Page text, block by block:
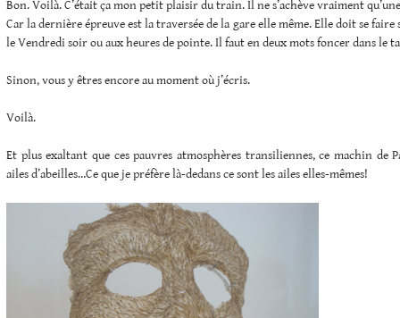
Bon. Voilà. C’était ça mon petit plaisir du train. Il ne s’achève vraiment
Car la dernière épreuve est la traversée de la gare elle même. Elle doit se
le Vendredi soir ou aux heures de pointe. Il faut en deux mots foncer dans le
Sinon, vous y êtres encore au moment où j’écris.
Voilà.
Et plus exaltant que ces pauvres atmosphères transiliennes, ce machin de
ailes d’abeilles…Ce que je préfère là-dedans ce sont les ailes elles-mêmes!